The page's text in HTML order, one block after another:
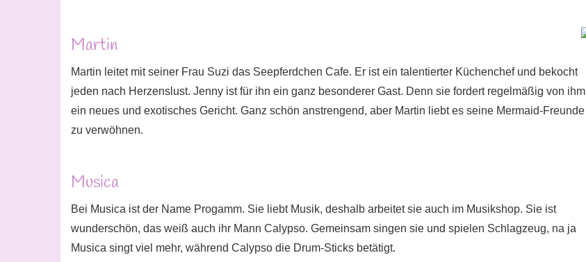
Martin
Martin leitet mit seiner Frau Suzi das Seepferdchen Cafe. Er ist ein talentierter Küchenchef und bekocht
jeden nach Herzenslust. Jenny ist für ihn ein ganz besonderer Gast. Denn sie fordert regelmäßig von ihm
ein neues und exotisches Gericht. Ganz schön anstrengend, aber Martin liebt es seine Mermaid-Freunde
zu verwöhnen.
Musica
Bei Musica ist der Name Progamm. Sie liebt Musik, deshalb arbeitet sie auch im Musikshop. Sie ist
wunderschön, das weiß auch ihr Mann Calypso. Gemeinsam singen sie und spielen Schlagzeug, na ja
Musica singt viel mehr, während Calypso die Drum-Sticks betätigt.